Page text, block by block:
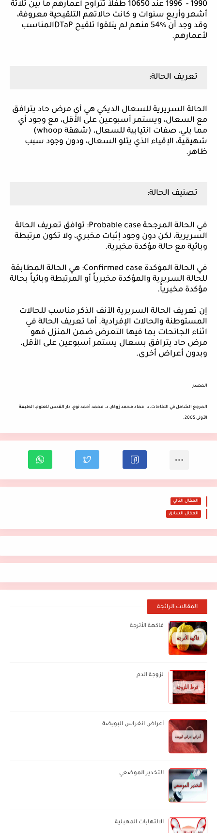
1990 - 1996 عند 10650 طفلاً تتراوح أعمارهم ما بين ثلاثة
أشهر وأربع سنوات و كانت حالاتهم التلقيحية معروفة،
وقد وجد أن %54 منهم لم يتلقوا تلقيح
DTaPالمناسب
لأعمارهم.
تعريف الحالة:
الحالة السريرية للسعال الديكي هي أي مرض حاد يترافق
مع السعال، ويستمر أسبوعين على الأقل، مع وجود أي
مما يلي، صفات انتيابية للسعال، (شهقة whoop
)
شهيقية، الإقياء الذي يتلو السعال، ودون وجود سبب
ظاهر.
تصنيف الحالة:
في الحالة المرجحة Probable case: توافق تعريف الحالة
السريرية، لكن دون وجود إثبات مخبري، ولا تكون مرتبطة
وبائية مع حالة مؤكدة مخبرية.
في الحالة المؤكدة Confirmed case: هي الحالة المطابقة
للحالة السريرية والمؤكدة مخبرياً أو المرتبطة وبائياً بحالة
مؤكدة مخبرياً.
إن تعريف الحالة السريرية الآنف الذكر مناسب للحالات
المستوطنة والحالات الإفرادية. أما تعريف الحالة في
اثناء الجائحات بما فيها التعرض ضمن المنزل فهو
مرض حاد يترافق بسعال يستمر أسبوعين على الأقل،
وبدون أعراض أخرى.
المصدر:
المرجع الشامل في اللقاحات، د. عماد محمد زوكار، د. محمد أحمد نوح، دار القدس للعلوم، الطبعة
الأولى 2005.
المقال التالي
المقال السابق
المقالات الرائجة
فاكهة الأترجة
لزوجة الدم
أعراض انغراس البويضة
التخدير الموضعي
الالتهابات المهبلية